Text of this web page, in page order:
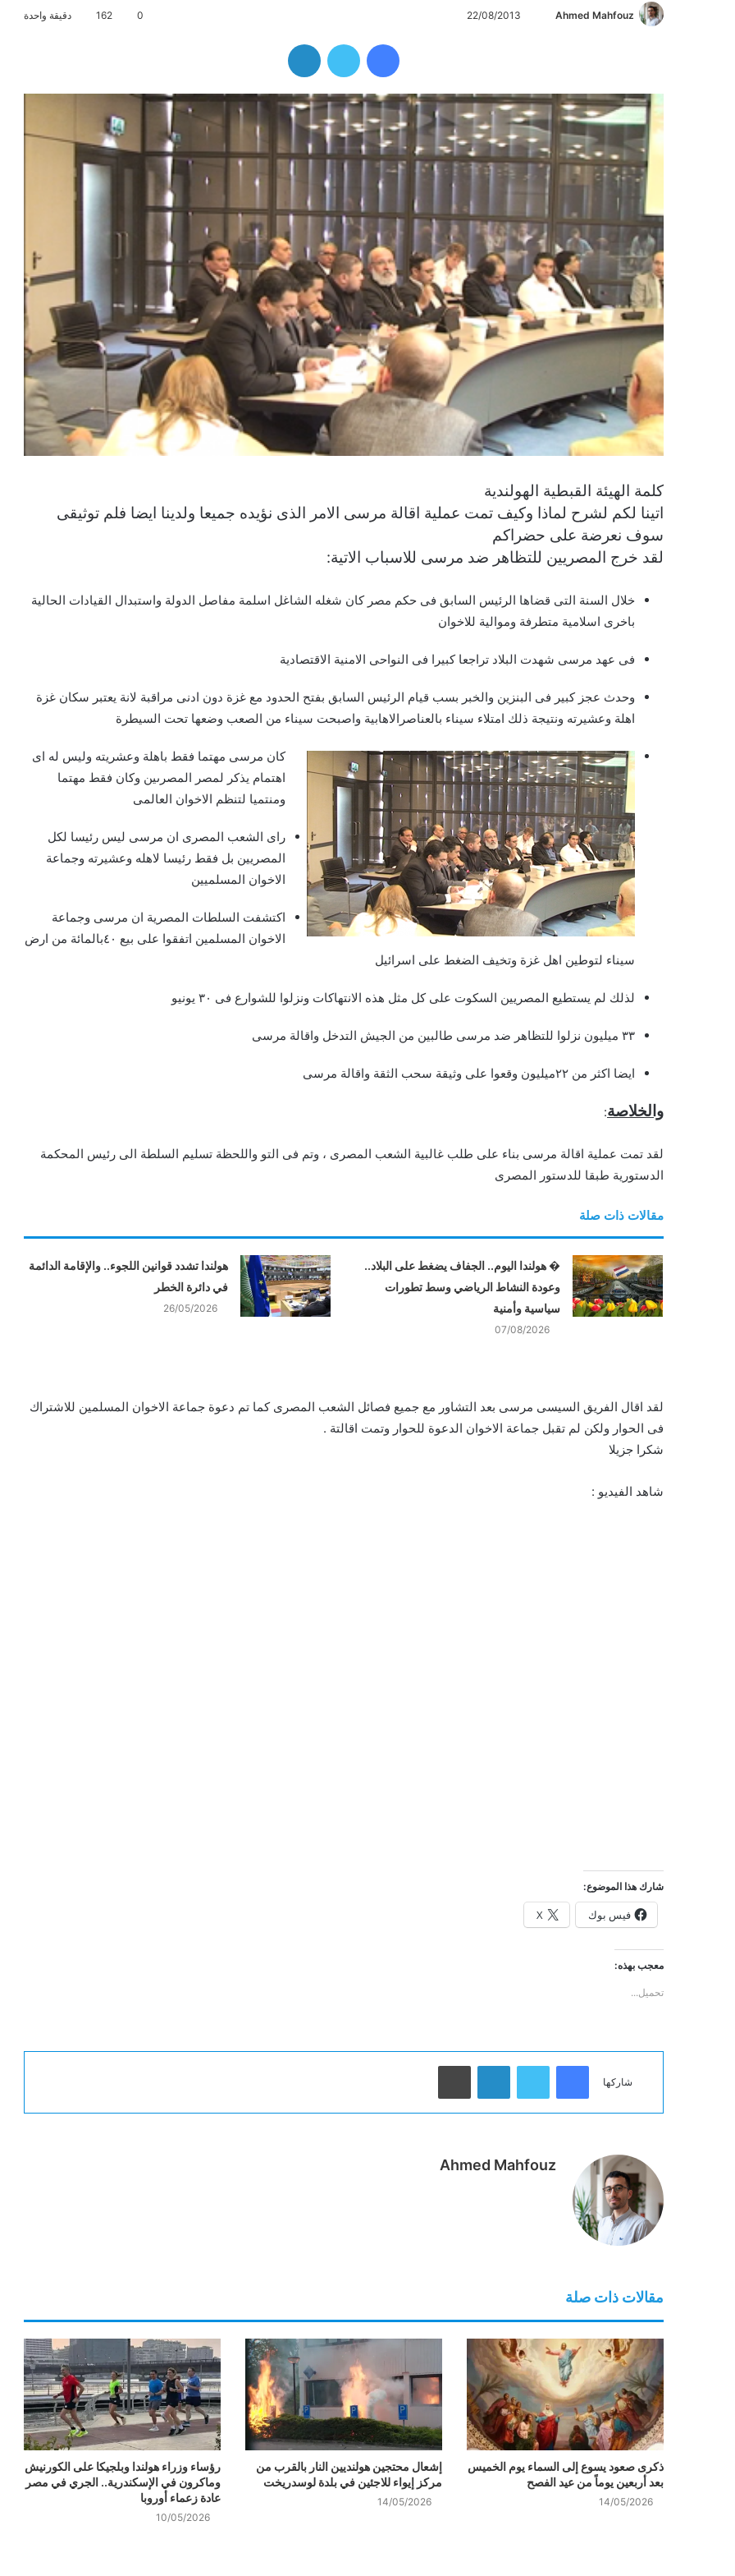
Ahmed Mahfouz
ب
ر
ي
د
ك
ت
ر
ن
ي
ا
22/08/2013
0
162 دقيقة واحدة
كلمة الهيئة القبطية الهولندية
اتينا لكم لشرح لماذا وكيف تمت عملية اقالة مرسى الامر الذى نؤيده جميعا ولدينا ايضا فلم توثيقى
سوف نعرضة على حضراكم
لقد خرج المصريين للتظاهر ضد مرسى للاسباب الاتية:
خلال السنة التى قضاها الرئيس السابق فى حكم مصر كان شغله الشاغل اسلمة مفاصل الدولة واستبدال القيادات الحالية
باخرى اسلامية متطرفة وموالية للاخوان
فى عهد مرسى شهدت البلاد تراجعا كبيرا فى النواحى الامنية الاقتصادية
وحدث عجز كبير فى البنزين والخبر بسب قيام الرئيس السابق بفتح الحدود مع غزة دون ادنى مراقبة لانة يعتبر سكان غزة
اهلة وعشيرته ونتيجة ذلك امتلاء سيناء بالعناصرالاهابية واصبحت سيناء من الصعب وضعها تحت السيطرة
كان مرسى مهتما فقط باهلة وعشريته وليس له اى
اهتمام يذكر لمصر المصرىين وكان فقط مهتما
ومنتميا لتنظم الاخوان العالمى
راى الشعب المصرى ان مرسى ليس رئيسا لكل
المصريين بل فقط رئيسا لاهله وعشيرته وجماعة
الاخوان المسلميين
اكتشفت السلطات المصرية ان مرسى وجماعة
الاخوان المسلمين اتفقوا على بيع ٤٠بالمائة من ارض
سيناء لتوطين اهل غزة وتخيف الضغط على اسرائيل
لذلك لم يستطيع المصريين السكوت على كل مثل هذه الانتهاكات ونزلوا للشوارع فى ٣٠ يونيو
٣٣ ميليون نزلوا للتظاهر ضد مرسى طالبين من الجيش التدخل واقالة مرسى
ايضا اكثر من ٢٢ميليون وقعوا على وثيقة سحب الثقة واقالة مرسى
والخلاصة:
لقد تمت عملية اقالة مرسى بناء على طلب غالبية الشعب المصرى ، وتم فى التو واللحظة تسليم السلطة الى رئيس المحكمة
الدستورية طبقا للدستور المصرى
مقالات ذات صلة
� هولندا اليوم.. الجفاف يضغط على البلاد..
وعودة النشاط الرياضي وسط تطورات
سياسية وأمنية
07/08/2026
هولندا تشدد قوانين اللجوء.. والإقامة الدائمة
في دائرة الخطر
26/05/2026
لقد اقال الفريق السيسى مرسى بعد التشاور مع جميع فصائل الشعب المصرى كما تم دعوة جماعة الاخوان المسلمين للاشتراك
فى الحوار ولكن لم تقبل جماعة الاخوان الدعوة للحوار وتمت اقالتة .
شكرا جزيلا
شاهد الفيديو :
شارك هذا الموضوع:
فيس بوك X
معجب بهذه:
تحميل...
شاركها
فيسبوك لينكدإن
Ahmed Mahfouz
مقالات ذات صلة
ذكرى صعود يسوع إلى السماء يوم الخميس
بعد أربعين يوماً من عيد الفصح
14/05/2026
إشعال محتجين هولنديين النار بالقرب من
مركز إيواء للاجئين في بلدة لوسدريخت
14/05/2026
رؤساء وزراء هولندا وبلجيكا على الكورنيش
وماكرون في الإسكندرية.. الجري في مصر
عادة زعماء أوروبا
10/05/2026